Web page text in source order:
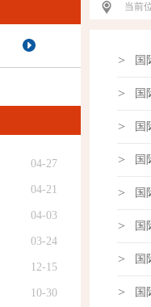
04-27
04-21
04-03
03-24
12-15
10-30
当前
> 国
> 国
> 国
> 国
> 国
> 国
> 国
> 国